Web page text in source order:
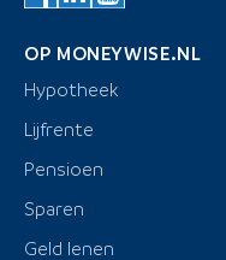
OP MONEYWISE.NL
Hypotheek
Lijfrente
Pensioen
Sparen
Geld lenen